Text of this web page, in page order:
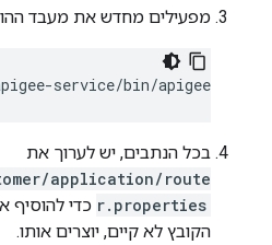
מפעילים מחדש את מעבד
service/bin/apigee-
בכל הנתבים, יש לערוך את
application/route
r.properties כדי להוסיף
הקובץ לא קיים, יוצרים אותו.